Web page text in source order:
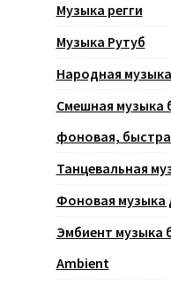
Музыка регги
Музыка Рутуб
Народная музыка
Смешная музыка
фоновая,
Танцевальная
Фоновая музыка
Эмбиент музыка
Ambient